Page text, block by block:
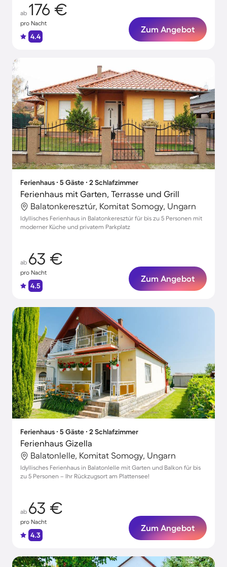
ab 176 €
pro Nacht
4.4
Zum Angebot
Ferienhaus ∙ 5 Gäste ∙ 2 Schlafzimmer
Ferienhaus mit Garten, Terrasse und Grill
Balatonkeresztúr, Komitat Somogy, Ungarn
Idyllisches Ferienhaus in Balatonkeresztúr für bis zu 5 Personen mit
moderner Küche und privatem Parkplatz
ab 63 €
pro Nacht
4.5
Zum Angebot
Ferienhaus ∙ 5 Gäste ∙ 2 Schlafzimmer
Ferienhaus Gizella
Balatonlelle, Komitat Somogy, Ungarn
Idyllisches Ferienhaus in Balatonlelle mit Garten und Balkon für bis
zu 5 Personen – Ihr Rückzugsort am Plattensee!
ab 63 €
pro Nacht
4.3
Zum Angebot